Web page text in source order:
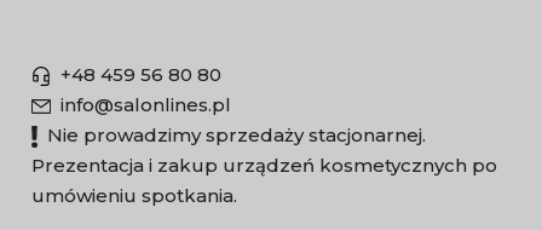
+48 459 56 80 80
info@salonlines.pl
Nie prowadzimy sprzedaży stacjonarnej.
Prezentacja i zakup urządzeń kosmetycznych po
umówieniu spotkania.